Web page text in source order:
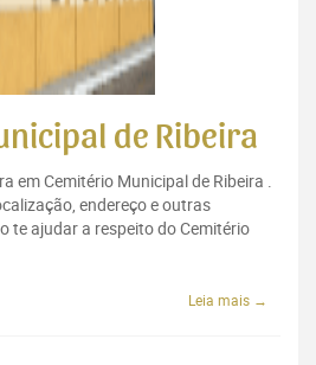
de Ribeira
em Cemitério Municipal de Ribeira .
endereço e outras
te ajudar a respeito do Cemitério
Leia mais →